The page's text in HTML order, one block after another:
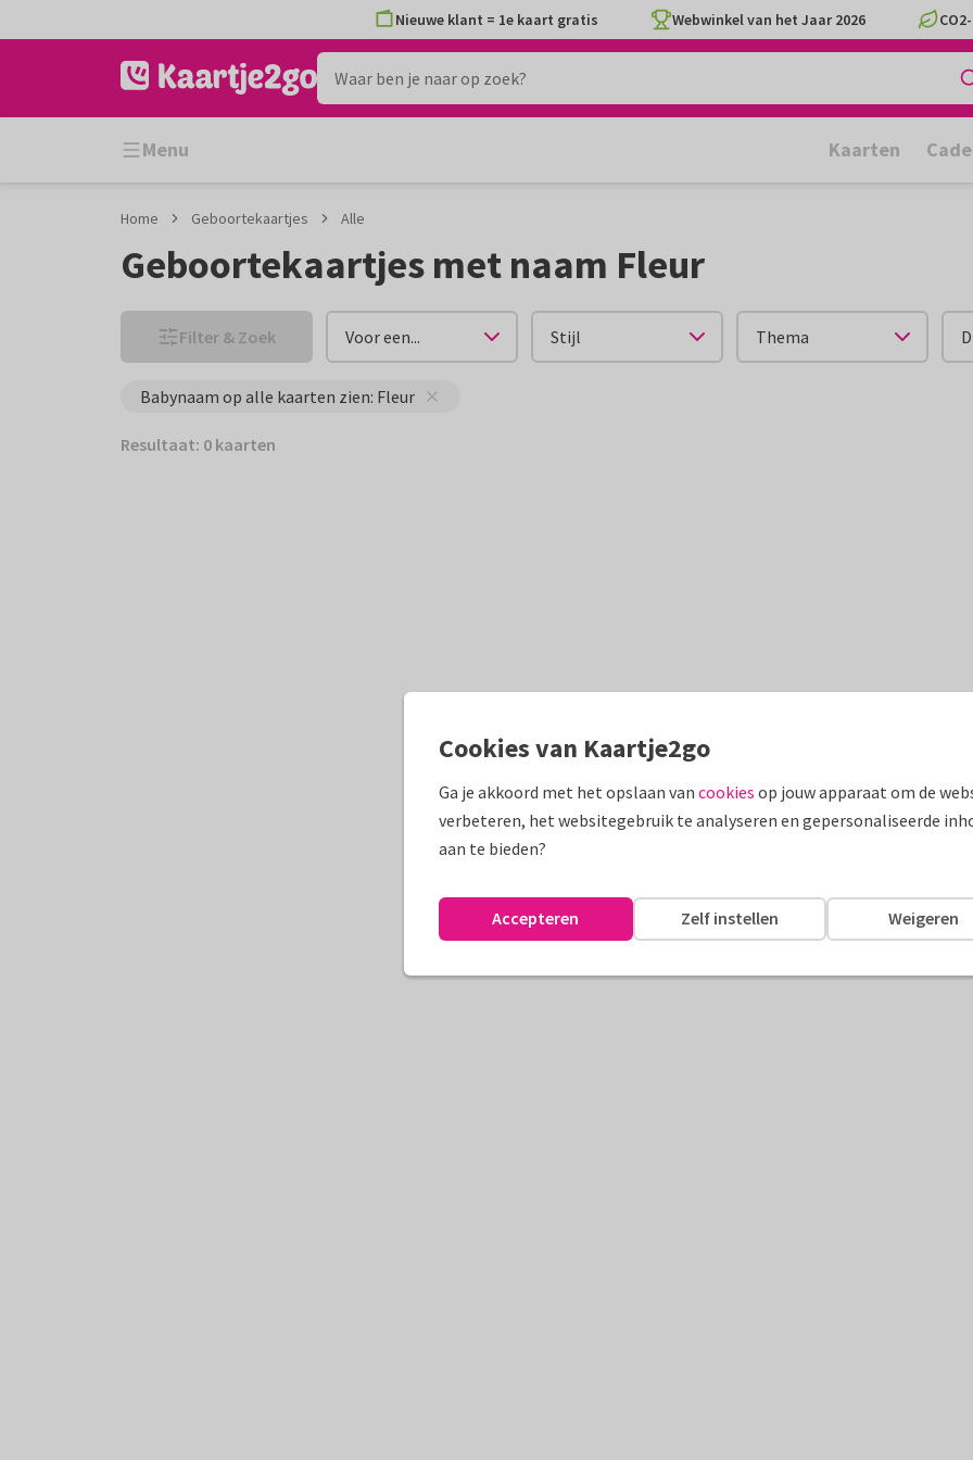
naar
naar
Nieuwe klant = 1e kaart gratis Webwinkel van het Jaar 2026
Menu Kaarten
Home Geboortekaartjes Alle
Geboortekaartjes met naam Fleur
Filter & Zoek Voor een... Stijl Thema
Babynaam op alle kaarten zien: Fleur
Resultaat: 0 kaarten
Cookies van Kaartje2go
Ga je akkoord met het opslaan van cookies op jouw apparaat om de
verbeteren, het websitegebruik te analyseren en gepersonaliseerde
aan te bieden?
Weigeren
Zelf instellen
Accepteren